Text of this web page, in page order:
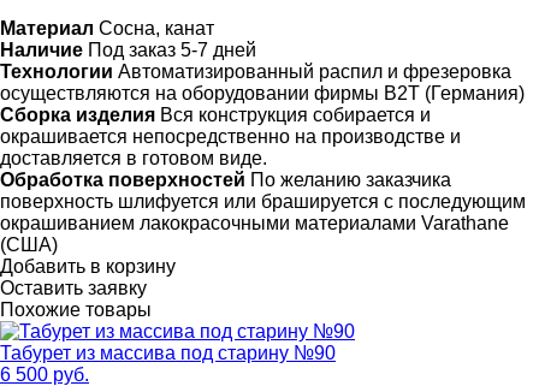
Материал Сосна, канат
Наличие Под заказ 5-7 дней
Технологии Автоматизированный распил и фрезеровка
осуществляются на оборудовании фирмы B2T (Германия)
Сборка изделия Вся конструкция собирается и
окрашивается непосредственно на производстве и
доставляется в готовом виде.
Обработка поверхностей По желанию заказчика
поверхность шлифуется или брашируется с последующим
окрашиванием лакокрасочными материалами Varathane
(США)
Добавить в корзину
Оставить заявку
Похожие товары
Табурет из массива под старину №90
6 500 руб.